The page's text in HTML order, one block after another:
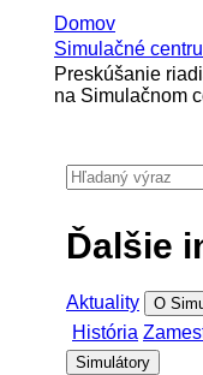
Domov
Simulačné
Preskúšanie
na Simulačnom
Ďalšie
Aktuality O
História
Simulátory